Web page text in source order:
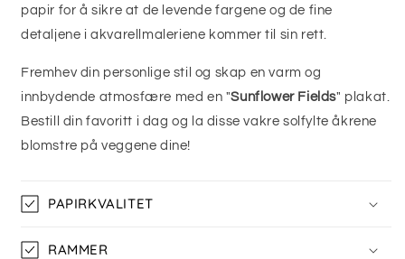
papir for å sikre at de levende fargene og de fine
detaljene i akvarellmaleriene kommer til sin rett.
Fremhev din personlige stil og skap en varm og
innbydende atmosfære med en "Sunflower Fields" plakat.
Bestill din favoritt i dag og la disse vakre solfylte åkrene
blomstre på veggene dine!
PAPIRKVALITET
RAMMER